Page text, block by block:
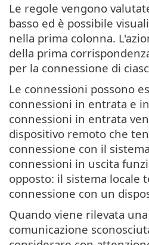
Le regole vengono
basso ed è possibile
nella prima colonna.
della prima
per la connessione di
Le connessioni possono
connessioni in entrata e
connessioni in entrata
dispositivo remoto che
connessione con il
connessioni in uscita
opposto: il sistema locale
connessione con un
Quando viene rilevata
comunicazione